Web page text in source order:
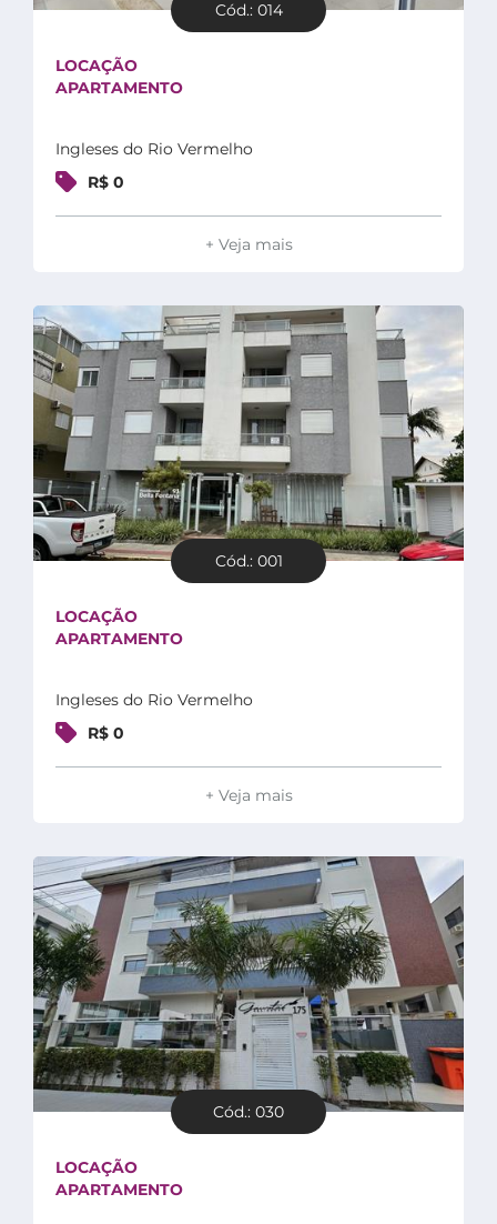
Cód.: 014
LOCAÇÃO
APARTAMENTO
Ingleses do Rio Vermelho
R$ 0
+ Veja mais
Cód.: 001
LOCAÇÃO
APARTAMENTO
Ingleses do Rio Vermelho
R$ 0
+ Veja mais
Cód.: 030
LOCAÇÃO
APARTAMENTO